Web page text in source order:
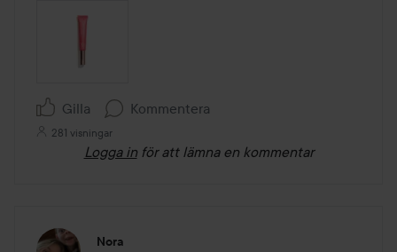
Gilla Kommentera
281 visningar
Logga in för att lämna en kommentar
Nora